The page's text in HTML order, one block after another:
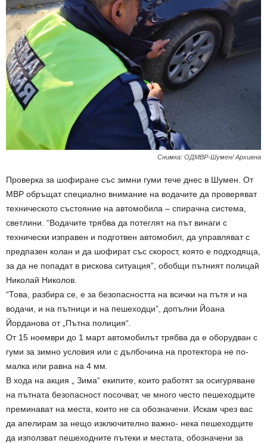
Снимка: ОДМВР-Шумен/ Архивна
Проверка за шофиране със зимни гуми тече днес в Шумен. От
МВР обръщат специално внимание на водачите да проверяват
техническото състояние на автомобила – спирачна система,
светлини. “Водачите трябва да потеглят на път винаги с
технически изправен и подготвен автомобил, да управляват с
предпазен колан и да шофират със скорост, която е подходяща,
за да не попадат в рискова ситуация”, обобщи пътният полицай
Николай Николов.
“Това, разбира се, е за безопасността на всички на пътя и на
водачи, и на пътници и на пешеходци”, допълни Йоана
Йорданова от „Пътна полиция“.
От 15 ноември до 1 март автомобилът трябва да е оборудван с
гуми за зимно условия или с дълбочина на протектора не по-
малка или равна на 4 мм.
В хода на акция „ Зима“ екипите, които работят за осигуряване
на пътната безопасност посочват, че много често пешеходците
преминават на места, които не са обозначени. Искам чрез вас
да апелирам за нещо изключително важно- нека пешеходците
да използват пешеходните пътеки и местата, обозначени за